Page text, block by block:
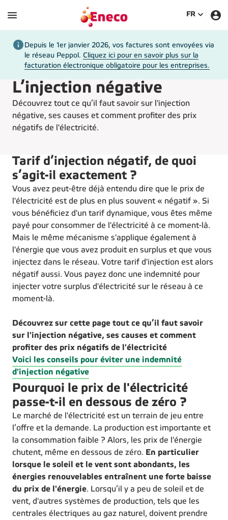
FR
Depuis le 1er janvier 2026, vos factures sont envoyées via
le réseau Peppol. Cliquez ici pour en savoir plus sur la
facturation électronique obligatoire pour les entreprises.
L’injection négative
Découvrez tout ce qu’il faut savoir sur l'injection
négative, ses causes et comment profiter des prix
négatifs de l'électricité.
Tarif d’injection négatif, de quoi
s’agit-il exactement ?
Vous avez peut-être déjà entendu dire que le prix de
l'électricité est de plus en plus souvent « négatif ». Si
vous bénéficiez d'un tarif dynamique, vous êtes même
payé pour consommer de l'électricité à ce moment-là.
Mais le même mécanisme s'applique également à
l'énergie que vous avez produit en surplus et que vous
injectez dans le réseau. Votre tarif d'injection est alors
négatif aussi. Vous payez donc une indemnité pour
injecter votre surplus d'électricité sur le réseau à ce
moment-là.
Découvrez sur cette page tout ce qu’il faut savoir
sur l'injection négative, ses causes et comment
profiter des prix négatifs de l'électricité
Voici les conseils pour éviter une indemnité
d'injection négative
Pourquoi le prix de l'électricité
passe-t-il en dessous de zéro ?
Le marché de l'électricité est un terrain de jeu entre
l’offre et la demande. La production est importante et
la consommation faible ? Alors, les prix de l'énergie
chutent, même en dessous de zéro. En particulier
lorsque le soleil et le vent sont abondants, les
énergies renouvelables entraînent une forte baisse
du prix de l'énergie. Lorsqu’il y a peu de soleil et de
vent, d'autres systèmes de production, tels que les
centrales électriques au gaz naturel, doivent prendre